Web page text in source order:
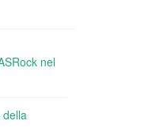
nel
della